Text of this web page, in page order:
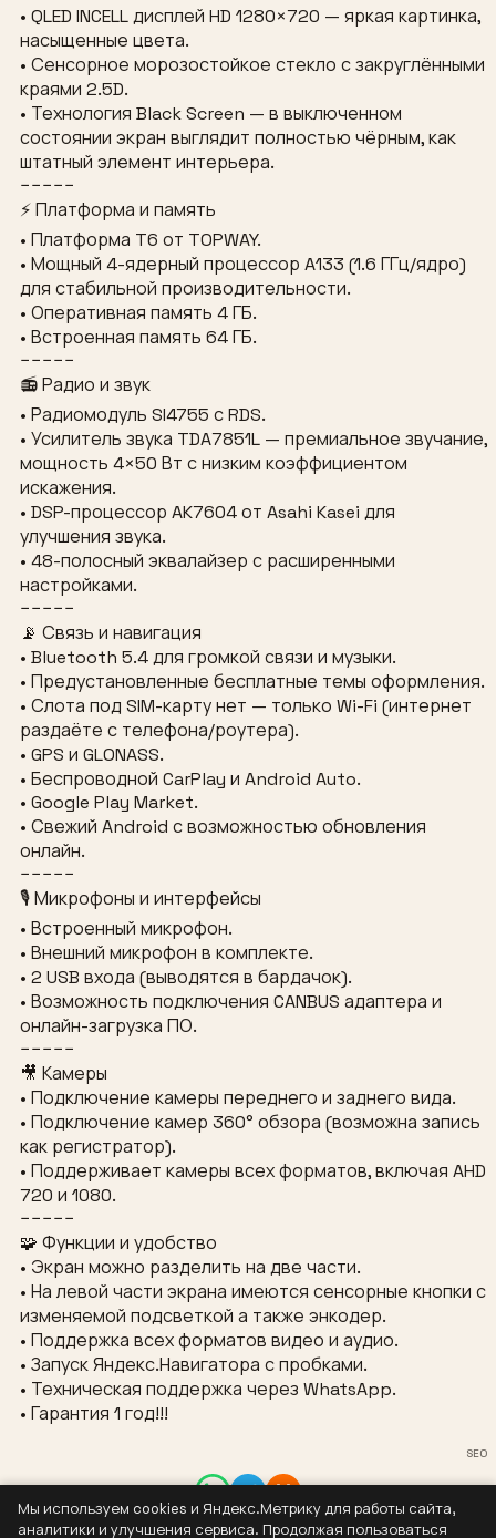
• QLED INCELL дисплей HD 1280×720 — яркая картинка,
насыщенные цвета.
• Сенсорное морозостойкое стекло с закруглёнными
краями 2.5D.
• Технология Black Screen — в выключенном
состоянии экран выглядит полностью чёрным, как
штатный элемент интерьера.
−−−−−
⚡ Платформа и память
• Платформа T6 от TOPWAY.
• Мощный 4-ядерный процессор A133 (1.6 ГГц/ядро)
для стабильной производительности.
• Оперативная память 4 ГБ.
• Встроенная память 64 ГБ.
−−−−−
📻 Радио и звук
• Радиомодуль SI4755 с RDS.
• Усилитель звука TDA7851L — премиальное звучание,
мощность 4×50 Вт с низким коэффициентом
искажения.
• DSP-процессор AK7604 от Asahi Kasei для
улучшения звука.
• 48-полосный эквалайзер с расширенными
настройками.
−−−−−
📡 Связь и навигация
• Bluetooth 5.4 для громкой связи и музыки.
• Предустановленные бесплатные темы оформления.
• Слота под SIM-карту нет — только Wi-Fi (интернет
раздаёте с телефона/роутера).
• GPS и GLONASS.
• Беспроводной CarPlay и Android Auto.
• Google Play Market.
• Свежий Android с возможностью обновления
онлайн.
−−−−−
🎙 Микрофоны и интерфейсы
• Встроенный микрофон.
• Внешний микрофон в комплекте.
• 2 USB входа (выводятся в бардачок).
• Возможность подключения CANBUS адаптера и
онлайн-загрузка ПО.
−−−−−
🎥 Камеры
• Подключение камеры переднего и заднего вида.
• Подключение камер 360° обзора (возможна запись
как регистратор).
• Поддерживает камеры всех форматов, включая AHD
720 и 1080.
−−−−−
🧩 Функции и удобство
• Экран можно разделить на две части.
• На левой части экрана имеются сенсорные кнопки с
изменяемой подсветкой а также энкодер.
• Поддержка всех форматов видео и аудио.
• Запуск Яндекс.Навигатора с пробками.
• Техническая поддержка через WhatsApp.
• Гарантия 1 год!!!
SEO
Контакты
Мы используем cookies и Яндекс.Метрику для работы сайта,
аналитики и улучшения сервиса. Продолжая пользоваться